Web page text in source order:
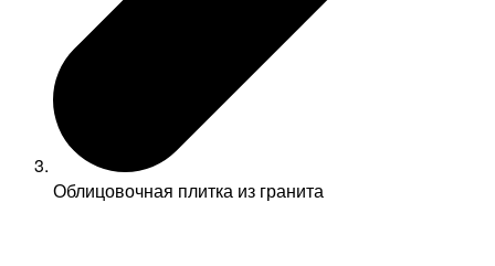
Облицовочная плитка из гранита